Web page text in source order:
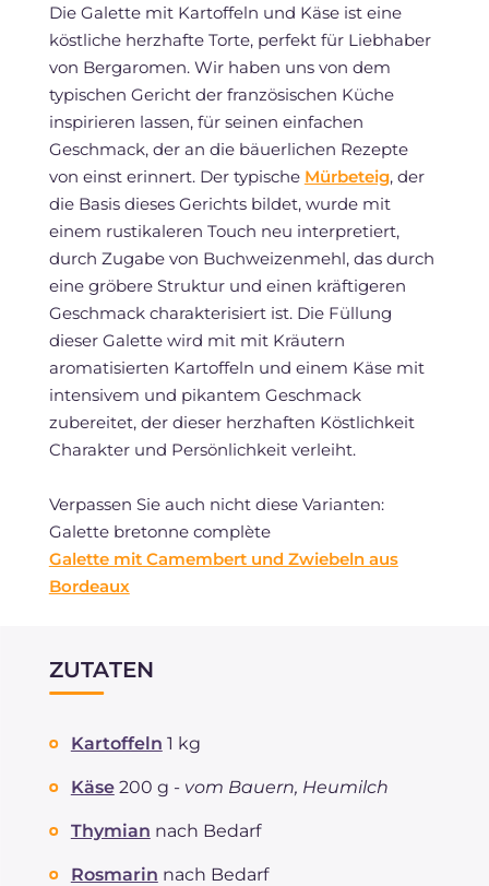
Die Galette mit Kartoffeln und Käse ist eine
köstliche herzhafte Torte, perfekt für Liebhaber
von Bergaromen. Wir haben uns von dem
typischen Gericht der französischen Küche
inspirieren lassen, für seinen einfachen
Geschmack, der an die bäuerlichen Rezepte
von einst erinnert. Der typische Mürbeteig, der
die Basis dieses Gerichts bildet, wurde mit
einem rustikaleren Touch neu interpretiert,
durch Zugabe von Buchweizenmehl, das durch
eine gröbere Struktur und einen kräftigeren
Geschmack charakterisiert ist. Die Füllung
dieser Galette wird mit mit Kräutern
aromatisierten Kartoffeln und einem Käse mit
intensivem und pikantem Geschmack
zubereitet, der dieser herzhaften Köstlichkeit
Charakter und Persönlichkeit verleiht.
Verpassen Sie auch nicht diese Varianten:
Galette bretonne complète
Galette mit Camembert und Zwiebeln aus
Bordeaux
ZUTATEN
Kartoffeln 1 kg
Käse 200 g - vom Bauern, Heumilch
Thymian nach Bedarf
Rosmarin nach Bedarf